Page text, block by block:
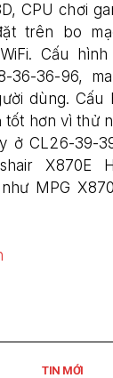
CPU chơi
trên bo
Cấu
36-36-96,
dùng. Cấu
tốt hơn vì thử
ở CL26-39-
X870E
MPG
TIN MỚI